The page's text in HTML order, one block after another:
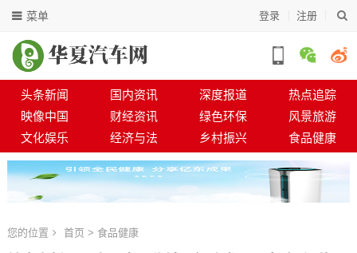
登录 注册
菜单
头条新闻 国内资讯 深度报道
热点追踪
映像中国
财经资讯 绿色环保
风景旅游
文化娱乐
经济与法 乡村振兴 食品健康
您的位置 首页 > 食品健康